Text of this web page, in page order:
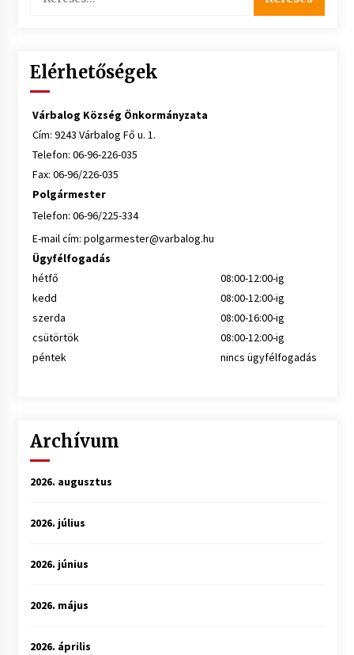
Elérhetőségek
Várbalog Község Önkormányzata
Cím: 9243 Várbalog Fő u. 1.
Telefon: 06-96-226-035
Fax: 06-96/226-035
Polgármester
Telefon: 06-96/225-334
E-mail cím: polgarmester@varbalog.hu
Ügyfélfogadás
hétfő
08:00-12:00-ig
kedd
08:00-12:00-ig
szerda
08:00-16:00-ig
csütörtök
08:00-12:00-ig
péntek
nincs ügyfélfogadás
Archívum
2026. augusztus
2026. július
2026. június
2026. május
2026. április